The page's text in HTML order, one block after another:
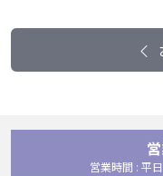
営業時間 : 平